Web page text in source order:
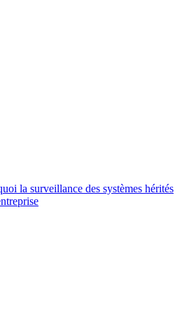
la surveillance des systèmes hérités